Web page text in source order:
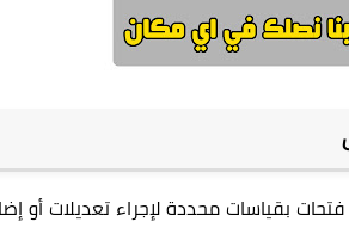
فتحات بقياسات محددة لإجراء تعديلات أو